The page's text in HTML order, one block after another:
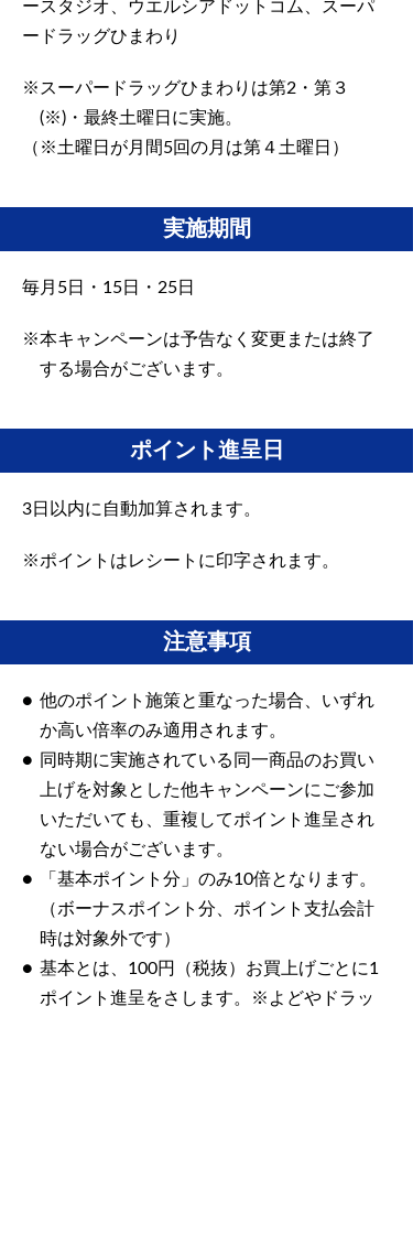
ースタジオ、ウエルシアドットコム、スーパ
ードラッグひまわり
スーパードラッグひまわりは第2・第３
(※)・最終土曜日に実施。
（※土曜日が月間5回の月は第４土曜日）
実施期間
毎月5日・15日・25日
本キャンペーンは予告なく変更または終了
する場合がございます。
ポイント進呈日
3日以内に自動加算されます。
ポイントはレシートに印字されます。
注意事項
他のポイント施策と重なった場合、いずれ
か高い倍率のみ適用されます。
同時期に実施されている同一商品のお買い
上げを対象とした他キャンペーンにご参加
いただいても、重複してポイント進呈され
ない場合がございます。
「基本ポイント分」のみ10倍となります。
（ボーナスポイント分、ポイント支払会計
時は対象外です）
基本とは、100円（税抜）お買上げごとに1
ポイント進呈をさします。※よどやドラッ